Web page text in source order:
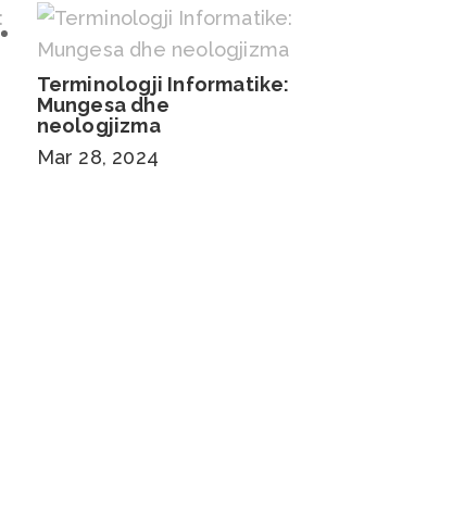
Terminologji Informatike:
Mungesa dhe
neologjizma
Mar 28, 2024